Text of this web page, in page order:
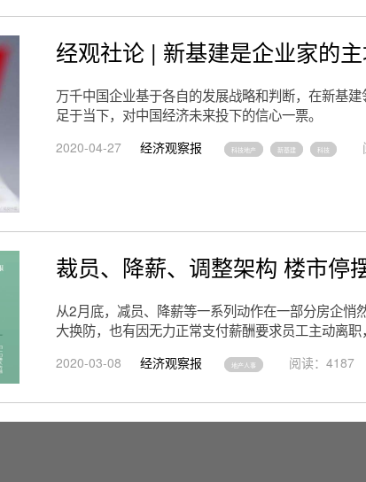
经观社论 | 新基建是企业家的
万千中国企业基于各自的发展战略和判断，在新基
足于当下，对中国经济未来投下的信心一票。
2020-04-27 经济观察报 科技地产 新基建 科技
裁员、降薪、调整架构 楼市停
从2月底，减员、降薪等一系列动作在一部分房企悄
大换防，也有因无力正常支付薪酬要求员工主动离职
2020-03-08 经济观察报 地产人事 阅读：4187